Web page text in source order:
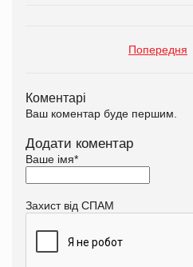
Попередня
Коментарі
Ваш коментар буде першим.
Додати коментар
Ваше імя*
Захист від СПАМ